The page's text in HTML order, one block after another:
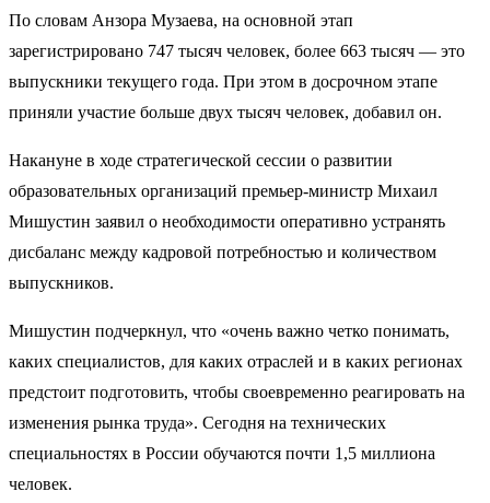
По словам Анзора Музаева, на основной этап
зарегистрировано 747 тысяч человек, более 663 тысяч — это
выпускники текущего года. При этом в досрочном этапе
приняли участие больше двух тысяч человек, добавил он.
Накануне в ходе стратегической сессии о развитии
образовательных организаций премьер-министр Михаил
Мишустин заявил о необходимости оперативно устранять
дисбаланс между кадровой потребностью и количеством
выпускников.
Мишустин подчеркнул, что «очень важно четко понимать,
каких специалистов, для каких отраслей и в каких регионах
предстоит подготовить, чтобы своевременно реагировать на
изменения рынка труда». Сегодня на технических
специальностях в России обучаются почти 1,5 миллиона
человек.